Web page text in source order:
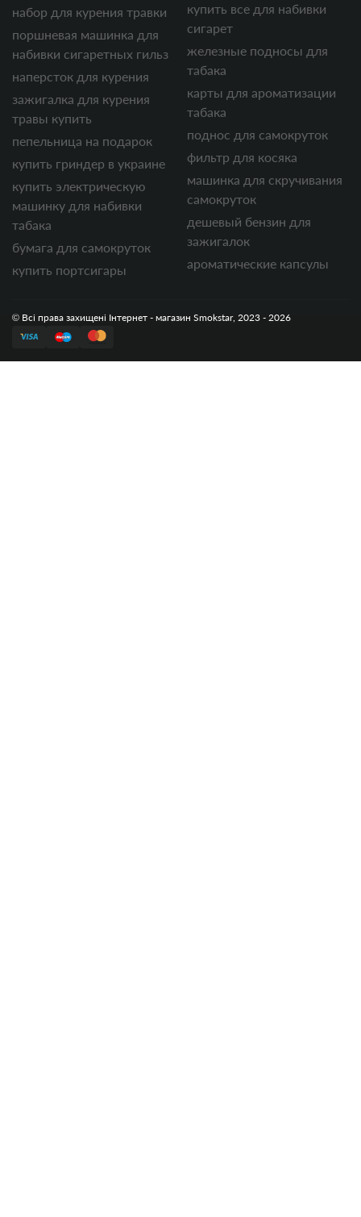
набор для курения травки
поршневая машинка для
набивки сигаретных гильз
наперсток для курения
зажигалка для курения
травы купить
пепельница на подарок
купить гриндер в украине
купить электрическую
машинку для набивки
табака
бумага для самокруток
купить портсигары
купить все для набивки
сигарет
железные подносы для
табака
карты для ароматизации
табака
поднос для самокруток
фильтр для косяка
машинка для скручивания
самокруток
дешевый бензин для
зажигалок
ароматические капсулы
© Всі права захищені Інтернет - магазин Smokstar, 2023 - 2026